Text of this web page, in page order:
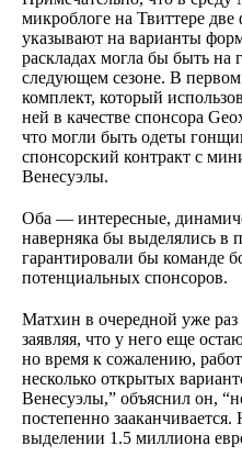
микроблоге на Твиттере
указывают на варианты
раскладах могла бы быть
следующем сезоне. В
комплект, который
ней в качестве спонсора
что могли быть одеты
спонсорский контракт с
Венесуэлы.
Оба — интересные,
наверняка бы выделялись в
гарантировали бы команде
потенциальных спонсоров.
Матхин в очередной уже
заявляя, что у него еще
но время к сожалению,
несколько открытых
Венесуэлы,” объяснил он,
постепенно зааканчивается.
выделении 1.5 миллиона